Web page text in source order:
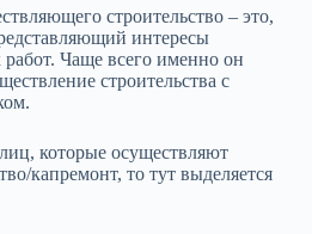
строительство – это,
интересы
Чаще всего именно он
строительства с
которые осуществляют
капремонт, то тут выделяется